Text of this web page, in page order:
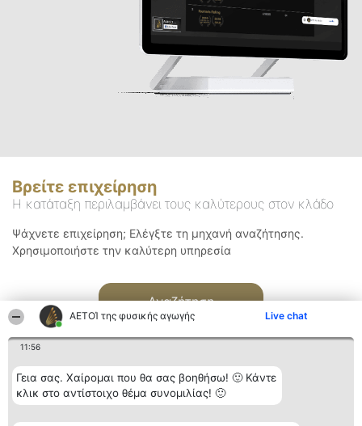
ΑΕΤΟΊ της φυσικής αγωγής Live chat
11:56
Γεια σας. Χαίρομαι που θα σας βοηθήσω! 🙂 Κάντε
κλικ στο αντίστοιχο θέμα συνομιλίας! 🙂
Βρείτε επιχείρηση
Η κατάταξη περιλαμβάνει τους καλύτερους στον κλάδο
Ψάχνετε επιχείρηση; Ελέγξτε τη μηχανή αναζήτησης.
Χρησιμοποιήστε την καλύτερη υπηρεσία
Αναζήτηση
Διοργανωτής της
Κατάταξη Επικοινωνία